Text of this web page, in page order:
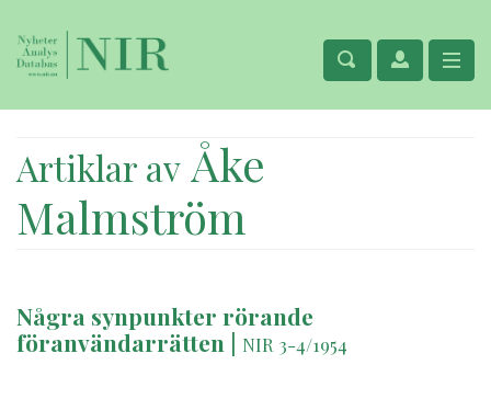
Artiklar av Åke
Malmström
Några synpunkter rörande
föranvändarrätten | NIR 3-4/1954